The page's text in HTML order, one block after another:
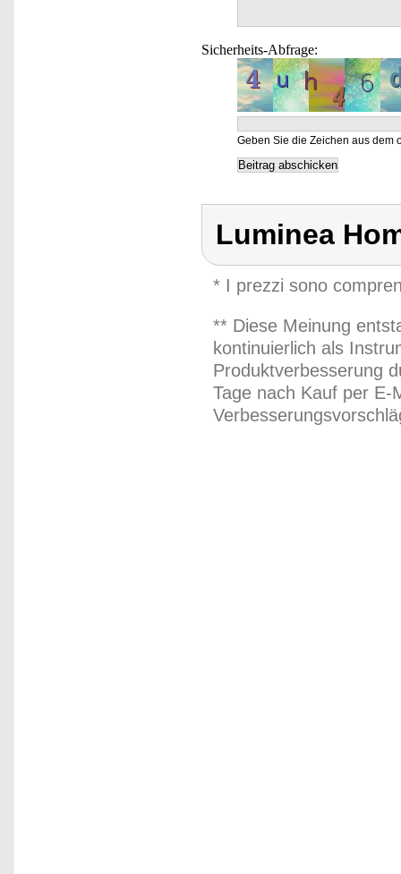
Sicherheits-Abfrage:
Geben Sie die Zeichen aus dem
Luminea
* I prezzi sono
** Diese Meinung
kontinuierlich als
Produktverbesserung
Tage nach Kauf per E-